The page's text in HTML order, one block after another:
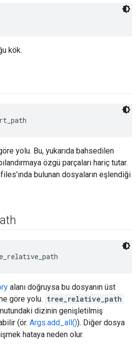
kök.
yolu. Bu, yukarıda bahsedilen
özgü parçaları hariç tutar.
bulunan dosyaların eşlendiği
alanı doğruysa bu dosyanın üst
göre yolu. tree_relative_path
dizinin genişletilmiş
(ör. Args.add_all()). Diğer dosya
hataya neden olur.